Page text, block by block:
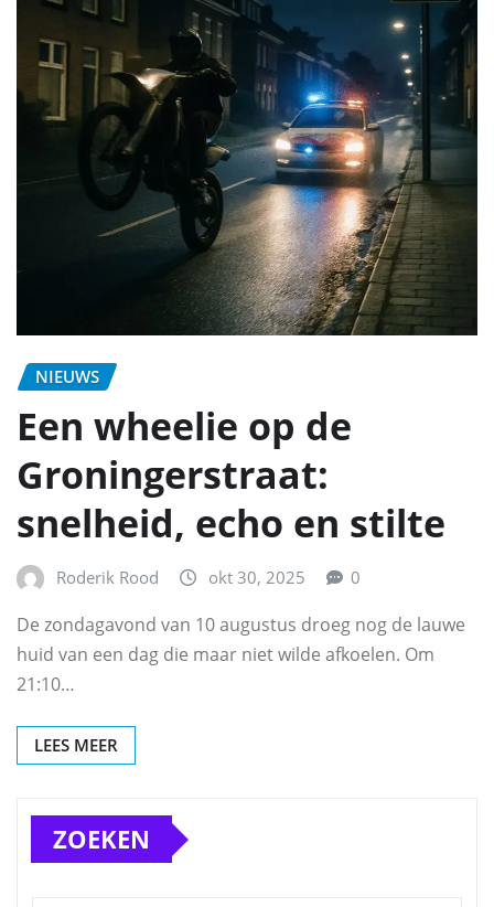
NIEUWS
Een wheelie op de
Groningerstraat:
snelheid, echo en stilte
Roderik Rood okt 30, 2025 0
De zondagavond van 10 augustus droeg nog de lauwe
huid van een dag die maar niet wilde afkoelen. Om
21:10…
LEES MEER
ZOEKEN